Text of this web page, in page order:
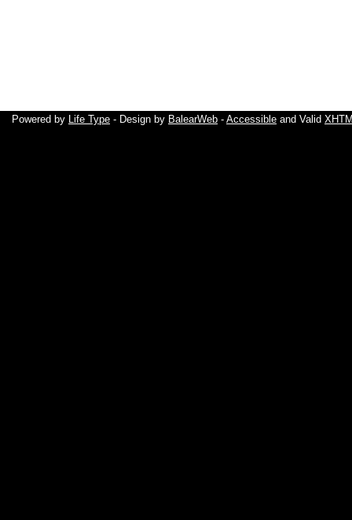
Powered by Life Type - Design by BalearWeb - Accessible and Valid